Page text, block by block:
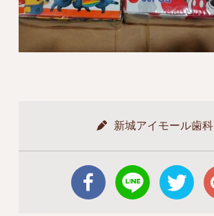
新城アイモール歯科